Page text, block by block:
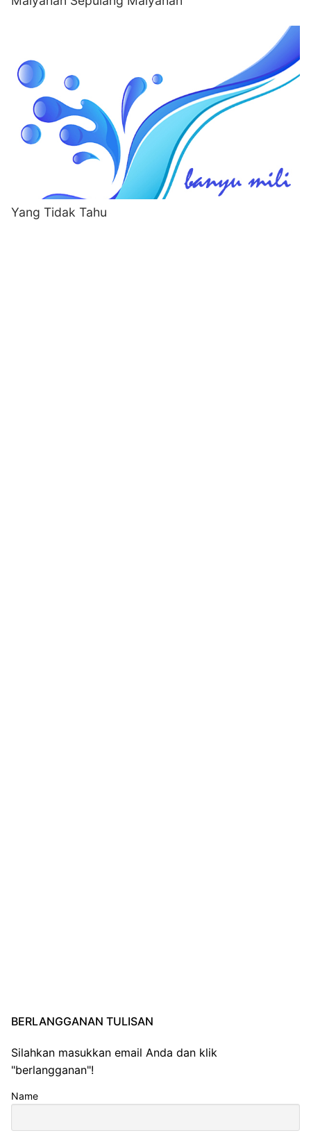
Yang Tidak Tahu
BERLANGGANAN TULISAN
Silahkan masukkan email Anda dan klik
"berlangganan"!
Name